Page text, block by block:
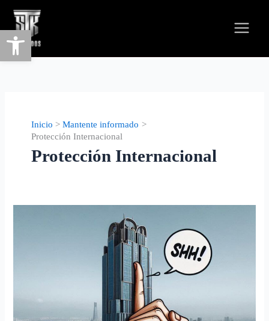
Inicio
Mantente informado
Protección Internacional
Protección Internacional
Abrir barra de herramientas